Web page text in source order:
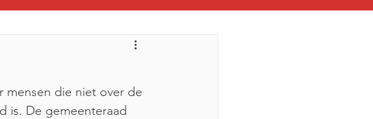
mensen die niet over de
is. De gemeenteraad